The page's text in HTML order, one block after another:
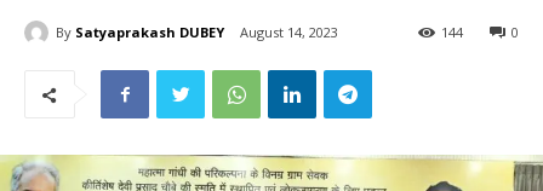
By Satyaprakash DUBEY August 14, 2023 0
144